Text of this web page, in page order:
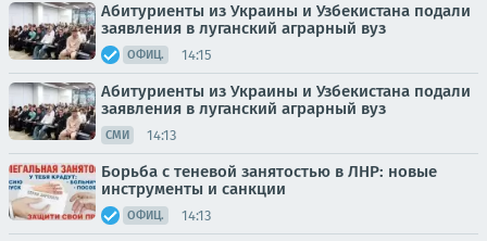
Абитуриенты из Украины и Узбекистана подали
заявления в луганский аграрный вуз
ОФИЦ. 14:15
Абитуриенты из Украины и Узбекистана подали
заявления в луганский аграрный вуз
СМИ 14:13
Борьба с теневой занятостью в ЛНР: новые
инструменты и санкции
ОФИЦ. 14:13